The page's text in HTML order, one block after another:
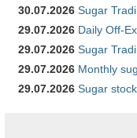
30.07.2026 Sugar
29.07.2026 Daily Off-
29.07.2026 Sugar
29.07.2026 Monthly
29.07.2026 Sugar